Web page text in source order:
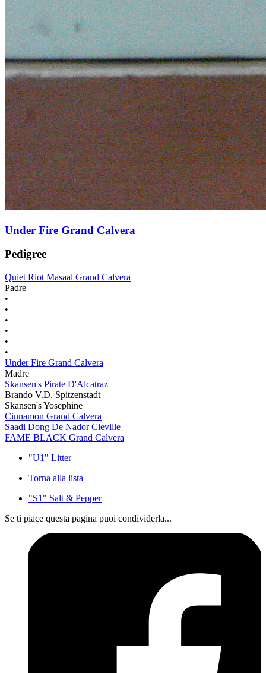
Under Fire Grand Calvera
Pedigree
Quiet Riot Masaal Grand Calvera
Padre
•
•
•
•
•
•
Under Fire Grand Calvera
Madre
Skansen's Pirate D'Alcatraz
Brando V.D. Spitzenstadt
Skansen's Yosephine
Cinnamon Grand Calvera
Saadi Dong De Nador Cleville
FAME BLACK Grand Calvera
"U1" Litter
Torna alla lista
"S1" Salt & Pepper
Se ti piace questa pagina puoi condividerla...